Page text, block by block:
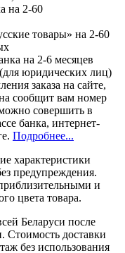
на 2-60
товары» на 2-60
на 2-6 месяцев
юридических лиц)
заказа на сайте,
сообщит вам номер
совершить в
банка, интернет-
Подробнее...
характеристики
предупреждения.
и
цвета товара.
Беларуси после
Стоимость доставки
без использования